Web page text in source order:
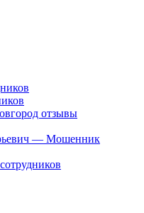
отзывы
— Мошенник